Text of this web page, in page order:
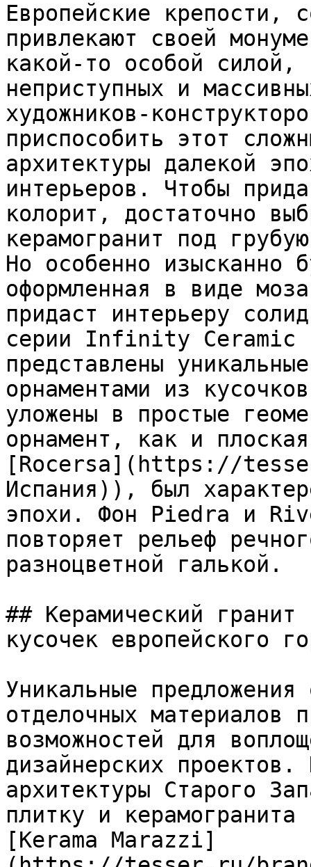
Европейские
привлекают своей
какой-то особой силой,
неприступных и
художников-
приспособить этот
архитектуры далекой
интерьеров. Чтобы
колорит, достаточно
керамогранит под
Но особенно изысканно
оформленная в виде
придаст интерьеру
серии Infinity Ceramic
представлены
орнаментами из
уложены в простые
орнамент, как и
[Rocersa](https://
Испания)), был
эпохи. Фон Piedra и
повторяет рельеф
разноцветной галькой.
## Керамический
кусочек европейского
Уникальные
отделочных материалов
возможностей для
дизайнерских проектов.
архитектуры Старого
плитку и
[Kerama Marazzi]